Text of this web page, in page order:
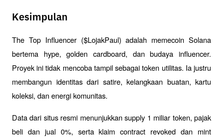
Kesimpulan
The Top Influencer ($LojakPaul) adalah memecoin Solana
bertema hype, golden cardboard, dan budaya influencer.
Proyek ini tidak mencoba tampil sebagai token utilitas. Ia justru
membangun identitas dari satire, kelangkaan buatan, kartu
koleksi, dan energi komunitas.
Data dari situs resmi menunjukkan supply 1 miliar token, pajak
beli dan jual 0%, serta klaim contract revoked dan mint